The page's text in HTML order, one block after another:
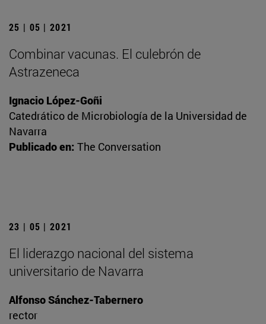
25 | 05 | 2021
Combinar vacunas. El culebrón de
Astrazeneca
Ignacio López-Goñi
Catedrático de Microbiología de la Universidad de
Navarra
Publicado en: The Conversation
23 | 05 | 2021
El liderazgo nacional del sistema
universitario de Navarra
Alfonso Sánchez-Tabernero
rector